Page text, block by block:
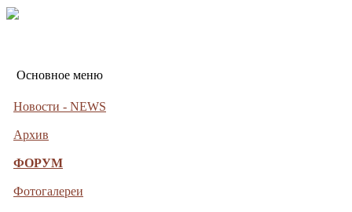
Основное меню
Новости - NEWS
Архив
ФОРУМ
Фотогалереи